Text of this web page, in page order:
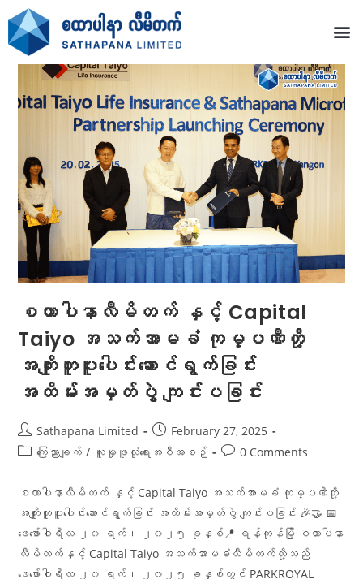
စထာပါနာလီမိတက် နှင့် Capital
Taiyo အသက်အာမခံ ကုမ္ပဏီတို့
အကျိုးတူပူးပေါင်းဆောင်ရွက်ခြင်း
အထိမ်းအမှတ်ပွဲ ကျင်းပခြင်း
Sathapana Limited
February 27, 2025
ကြေညာချက် / လူမှုဖူလုံရေးအစီအစဉ် 0 Comments
စထာပါနာလီမိတက် နှင့် Capital Taiyo အသက်အာမခံ ကုမ္ပဏီတို့
အကျိုးတူပူးပေါင်းဆောင်ရွက်ခြင်း အထိမ်းအမှတ်ပွဲ ကျင်းပခြင်း 🎉🤝 📅
ဖေဖော်ဝါရီလ ၂၀ ရက်၊ ၂၀၂၅ ခုနှစ်📍 ရန်ကုန်မြို့ စထာပါနာ
လီမိတက်နှင့် Capital Taiyo အသက်အာမခံလီမိတက်တို့သည်
ဖေဖော်ဝါရီလ ၂၀ ရက်၊ ၂၀၂၅ ခုနှစ်တွင် PARKROYAL